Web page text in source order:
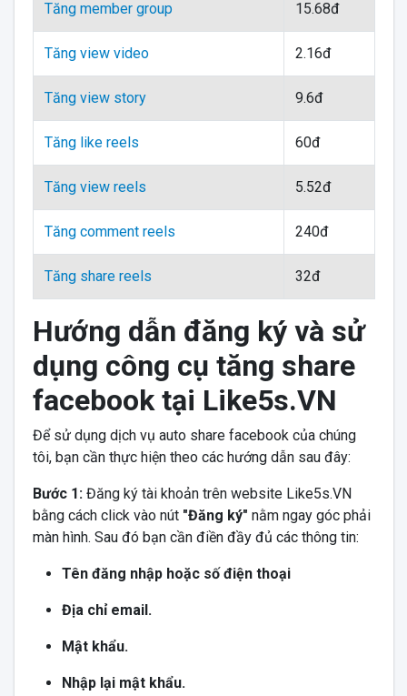
Tăng member group 15.68đ
Tăng view video 2.16đ
Tăng view story 9.6đ
Tăng like reels 60đ
Tăng view reels 5.52đ
Tăng comment reels 240đ
Tăng share reels 32đ
Hướng dẫn đăng ký và sử
dụng công cụ tăng share
facebook tại Like5s.VN
Để sử dụng dịch vụ auto share facebook của chúng
tôi, bạn cần thực hiện theo các hướng dẫn sau đây:
Bước 1: Đăng ký tài khoản trên website Like5s.VN
bằng cách click vào nút "Đăng ký" nằm ngay góc phải
màn hình. Sau đó bạn cần điền đầy đủ các thông tin:
Tên đăng nhập hoặc số điện thoại
Địa chỉ email.
Mật khẩu.
Nhập lại mật khẩu.